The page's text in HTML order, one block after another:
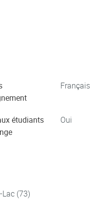
Français
étudiants
Oui
(73)